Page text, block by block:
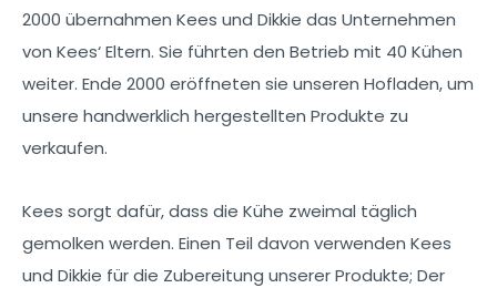
2000 übernahmen Kees und Dikkie das Unternehmen
von Kees‘ Eltern. Sie führten den Betrieb mit 40 Kühen
weiter. Ende 2000 eröffneten sie unseren Hofladen, um
unsere handwerklich hergestellten Produkte zu
verkaufen.
Kees sorgt dafür, dass die Kühe zweimal täglich
gemolken werden. Einen Teil davon verwenden Kees
und Dikkie für die Zubereitung unserer Produkte; Der